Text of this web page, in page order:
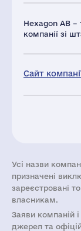
Hexagon AB –
компанії зі
Сайт
Усі назви
призначені
зареєстровані
власникам.
Заяви компаній i
джерел та